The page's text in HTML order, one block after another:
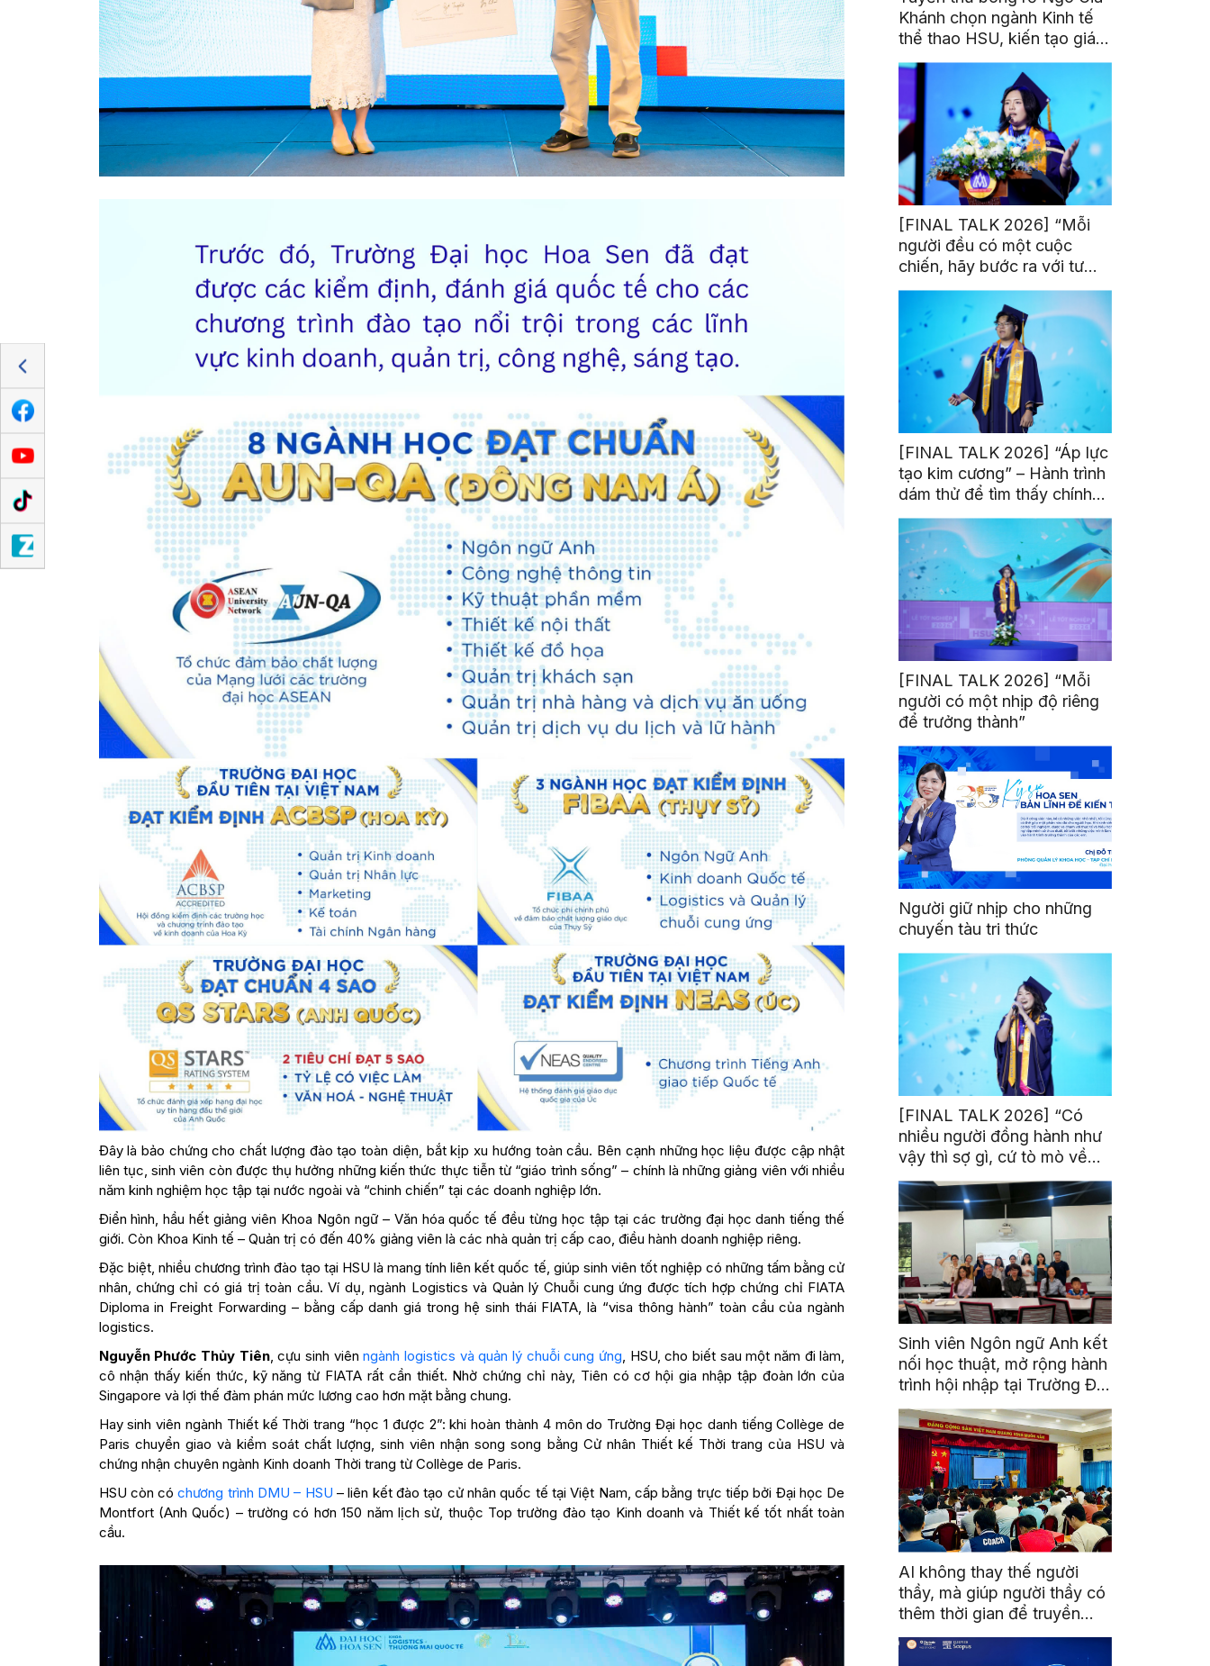
Đây là bảo chứng cho chất lượng đào tạo toàn diện, bắt kịp xu hướng toàn cầu. Bên cạnh những học liệu được cập nhật
liên tục, sinh viên còn được thụ hưởng những kiến thức thực tiễn từ “giáo trình sống” – chính là những giảng viên với nhiều
năm kinh nghiệm học tập tại nước ngoài và “chinh chiến” tại các doanh nghiệp lớn.
Điển hình, hầu hết giảng viên Khoa Ngôn ngữ – Văn hóa quốc tế đều từng học tập tại các trường đại học danh tiếng thế
giới. Còn Khoa Kinh tế – Quản trị có đến 40% giảng viên là các nhà quản trị cấp cao, điều hành doanh nghiệp riêng.
Đặc biệt, nhiều chương trình đào tạo tại HSU là mang tính liên kết quốc tế, giúp sinh viên tốt nghiệp có những tấm bằng cử
nhân, chứng chỉ có giá trị toàn cầu. Ví dụ, ngành Logistics và Quản lý Chuỗi cung ứng được tích hợp chứng chỉ FIATA
Diploma in Freight Forwarding – bằng cấp danh giá trong hệ sinh thái FIATA, là “visa thông hành” toàn cầu của ngành
logistics.
Nguyễn Phước Thủy Tiên, cựu sinh viênngành logistics và quản lý chuỗi cung ứng, HSU, cho biết sau một năm đi làm,
cô nhận thấy kiến thức, kỹ năng từ FIATA rất cần thiết. Nhờ chứng chỉ này, Tiên có cơ hội gia nhập tập đoàn lớn của
Singapore và lợi thế đàm phán mức lương cao hơn mặt bằng chung.
Hay sinh viên ngành Thiết kế Thời trang “học 1 được 2”: khi hoàn thành 4 môn do Trường Đại học danh tiếng Collège de
Paris chuyển giao và kiểm soát chất lượng, sinh viên nhận song song bằng Cử nhân Thiết kế Thời trang của HSU và
chứng nhận chuyên ngành Kinh doanh Thời trang từ Collège de Paris.
HSU còn cóchương trình DMU – HSU – liên kết đào tạo cử nhân quốc tế tại Việt Nam, cấp bằng trực tiếp bởi Đại học De
Montfort (Anh Quốc) – trường có hơn 150 năm lịch sử, thuộc Top trường đào tạo Kinh doanh và Thiết kế tốt nhất toàn
cầu.
Khánh chọn ngành Kinh tế
thể thao HSU, kiến tạo giá
trị từ đam mê thể thao
[FINAL TALK 2026] “Mỗi
người đều có một cuộc
chiến, hãy bước ra với tư
thế của người chiến thắng”
[FINAL TALK 2026] “Áp lực
tạo kim cương” – Hành trình
dám thử để tìm thấy chính
mình
[FINAL TALK 2026] “Mỗi
người có một nhịp độ riêng
để trưởng thành”
Người giữ nhịp cho những
chuyến tàu tri thức
[FINAL TALK 2026] “Có
nhiều người đồng hành như
vậy thì sợ gì, cứ tò mò về
thế giới thôi”
Sinh viên Ngôn ngữ Anh kết
nối học thuật, mở rộng hành
trình hội nhập tại Trường Đại
học Quốc gia Malaysia
AI không thay thế người
thầy, mà giúp người thầy có
thêm thời gian để truyền
cảm hứng